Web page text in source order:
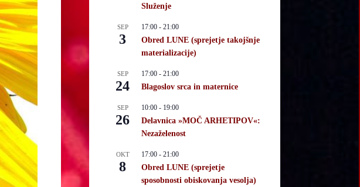
Služenje
SEP
3
17:00 -21:00
Obred LUNE (sprejetje takojšnje
materializacije)
SEP
24
17:00 -21:00
Blagoslov srca in maternice
SEP
26
10:00 - 19:00
Delavnica »MOČ ARHETIPOV«:
Nezaželenost
OKT
8
17:00 -21:00
Obred LUNE (sprejetje
sposobnosti obiskovanja vesolja)